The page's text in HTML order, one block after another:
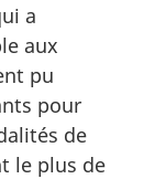
a
aux
pu
pour
de
le plus de